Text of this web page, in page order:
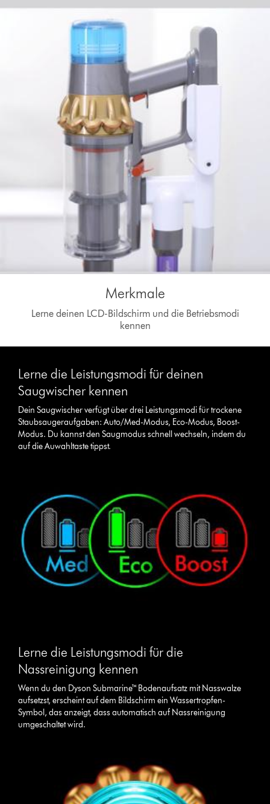
Merkmale
Lerne deinen LCD-Bildschirm und die Betriebsmodi
kennen
Lerne die Leistungsmodi für deinen
Saugwischer kennen
Dein Saugwischer verfügt über drei Leistungsmodi für trockene
Staubsaugeraufgaben: Auto/Med-Modus, Eco-Modus, Boost-
Modus. Du kannst den Saugmodus schnell wechseln, indem du
auf die Auwahltaste tippst.
Lerne die Leistungsmodi für die
Nassreinigung kennen
Wenn du den Dyson Submarine™ Bodenaufsatz mit Nasswalze
aufsetzst, erscheint auf dem Bildschirm ein Wassertropfen-
Symbol, das anzeigt, dass automatisch auf Nassreinigung
umgeschaltet wird.